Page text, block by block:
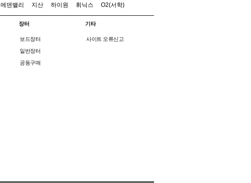
에덴밸리 지산 하이원 휘닉스 O2(서학)
장터
보드장터
일반장터
공동구매
기타
사이트 오류신고